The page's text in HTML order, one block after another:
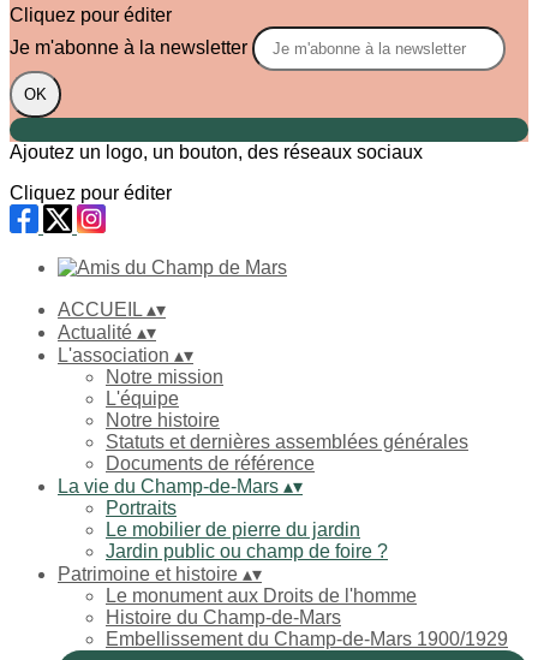
Cliquez pour éditer
Je m'abonne à la newsletter
OK
Ajoutez un logo, un bouton, des réseaux sociaux
Cliquez pour éditer
ACCUEIL ▴▾
Actualité ▴▾
L'association ▴▾
Notre mission
L'équipe
Notre histoire
Statuts et dernières assemblées générales
Documents de référence
La vie du Champ-de-Mars ▴▾
Portraits
Le mobilier de pierre du jardin
Jardin public ou champ de foire ?
Patrimoine et histoire ▴▾
Le monument aux Droits de l'homme
Histoire du Champ-de-Mars
Embellissement du Champ-de-Mars 1900/1929